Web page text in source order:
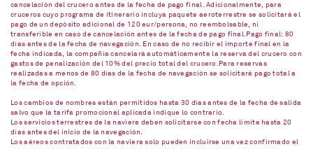
cancelación del crucero antes de la fecha de pago final. Adicionalmente, para
cruceros cuyo programa de itinerario incluya paquete aeroterrestre se solicitará el
pago de un depósito adicional de 120 eur/persona, no reembolsable, ni
transferible en caso de cancelación antes de la fecha de pago final.Pago final: 80
días antes de la fecha de navegación. En caso de no recibir el importe final en la
fecha indicada, la compañía cancelará automáticamente la reserva del crucero con
gastos de penalización del 10% del precio total del crucero.Para reservas
realizadas a menos de 80 días de la fecha de navegación se solicitará pago total a
la fecha de opción.
Los cambios de nombres están permitidos hasta 30 días antes de la fecha de salida
salvo que la tarifa promocional aplicada indique lo contrario.
Los servicios terrestres de la naviera deben solicitarse con fecha límite hasta 20
días antes del inicio de la navegación.
Los aéreos contratados con la naviera solo pueden incluirse una vez confirmado el